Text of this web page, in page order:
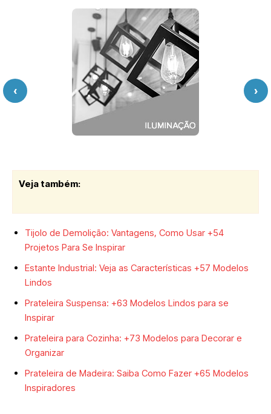
‹ ›
Veja também:
Tijolo de Demolição: Vantagens, Como Usar +54
Projetos Para Se Inspirar
Estante Industrial: Veja as Características +57 Modelos
Lindos
Prateleira Suspensa: +63 Modelos Lindos para se
Inspirar
Prateleira para Cozinha: +73 Modelos para Decorar e
Organizar
Prateleira de Madeira: Saiba Como Fazer +65 Modelos
Inspiradores